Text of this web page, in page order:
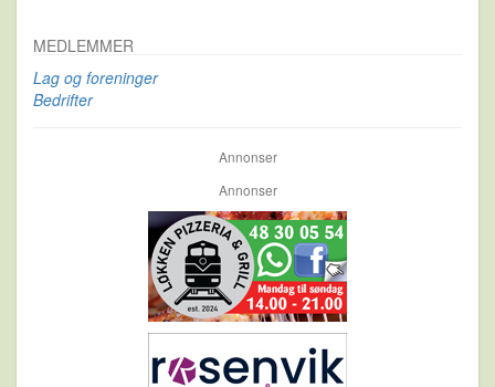
MEDLEMMER
Lag og foreninger
Bedrifter
Annonser
Annonser